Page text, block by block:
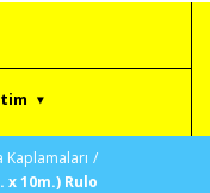
Kaplamaları
10m.) Rulo